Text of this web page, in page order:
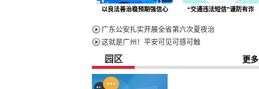
以良法善治稳预期强信心 “交通违法短信”谨防有诈
广东公安扎实开展全省第六次夏夜治
这就是广州！平安可见可感可触
园区 更多